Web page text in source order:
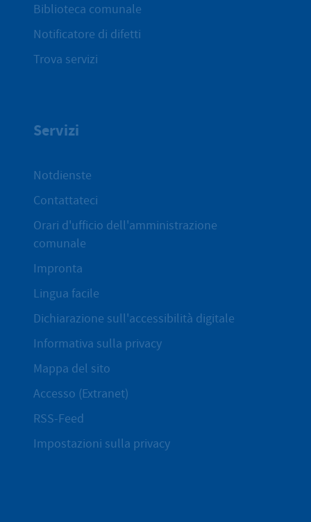
Biblioteca comunale
Notificatore di difetti
Trova servizi
Servizi
Notdienste
Contattateci
Orari d'ufficio dell'amministrazione
comunale
Impronta
Lingua facile
Dichiarazione sull'accessibilità digitale
Informativa sulla privacy
Mappa del sito
Accesso (Extranet)
RSS-Feed
Impostazioni sulla privacy